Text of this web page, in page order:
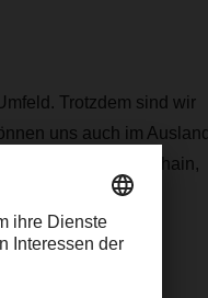
Trotzdem sind wir
uns auch im Ausland
Head of Supply Chain,
AG. Das
der größte